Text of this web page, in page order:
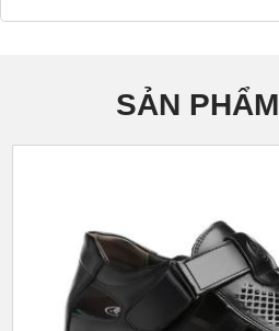
SẢN